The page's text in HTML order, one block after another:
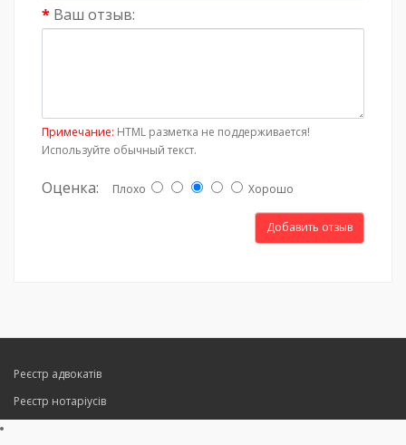
Ваш отзыв:
Примечание: HTML разметка не поддерживается!
Используйте обычный текст.
Оценка: Плохо Хорошо
Добавить отзыв
Реєстр адвокатів
Реєстр нотаріусів